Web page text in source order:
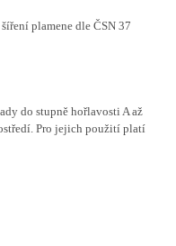
plamene dle ČSN 37
do stupně hořlavosti A až
Pro jejich použití platí